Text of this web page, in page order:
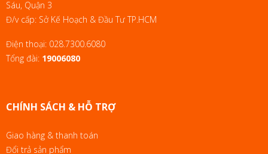
Sáu, Quận 3
Đ/v cấp: Sở Kế Hoạch & Đầu Tư TP.HCM
Điện thoại: 028.7300.6080
Tổng đài: 19006080
CHÍNH SÁCH & HỖ TRỢ
Giao hàng & thanh toán
Đổi trả sản phẩm